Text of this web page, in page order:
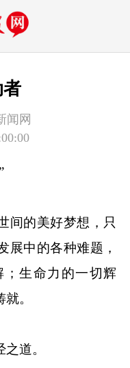
闻网
间的美好梦想，只
展中的各种难题，
；生命力的一切辉
。
道。